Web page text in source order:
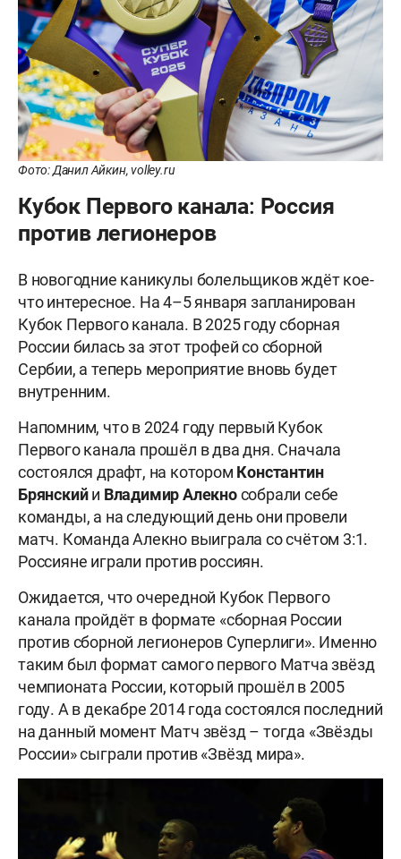
Фото: Данил Айкин, volley.ru
Кубок Первого канала: Россия
против легионеров
В новогодние каникулы болельщиков ждёт кое-
что интересное. На 4–5 января запланирован
Кубок Первого канала. В 2025 году сборная
России билась за этот трофей со сборной
Сербии, а теперь мероприятие вновь будет
внутренним.
Напомним, что в 2024 году первый Кубок
Первого канала прошёл в два дня. Сначала
состоялся драфт, на котором Константин
Брянскийи ВладимирАлекнособрали себе
команды, а на следующий день они провели
матч. Команда Алекно выиграла со счётом 3:1.
Россияне играли против россиян.
Ожидается, что очередной Кубок Первого
канала пройдёт в формате «сборная России
против сборной легионеров Суперлиги». Именно
таким был формат самого первого Матча звёзд
чемпионата России, который прошёл в 2005
году. А в декабре 2014 года состоялся последний
на данный момент Матч звёзд – тогда «Звёзды
России» сыграли против «Звёзд мира».